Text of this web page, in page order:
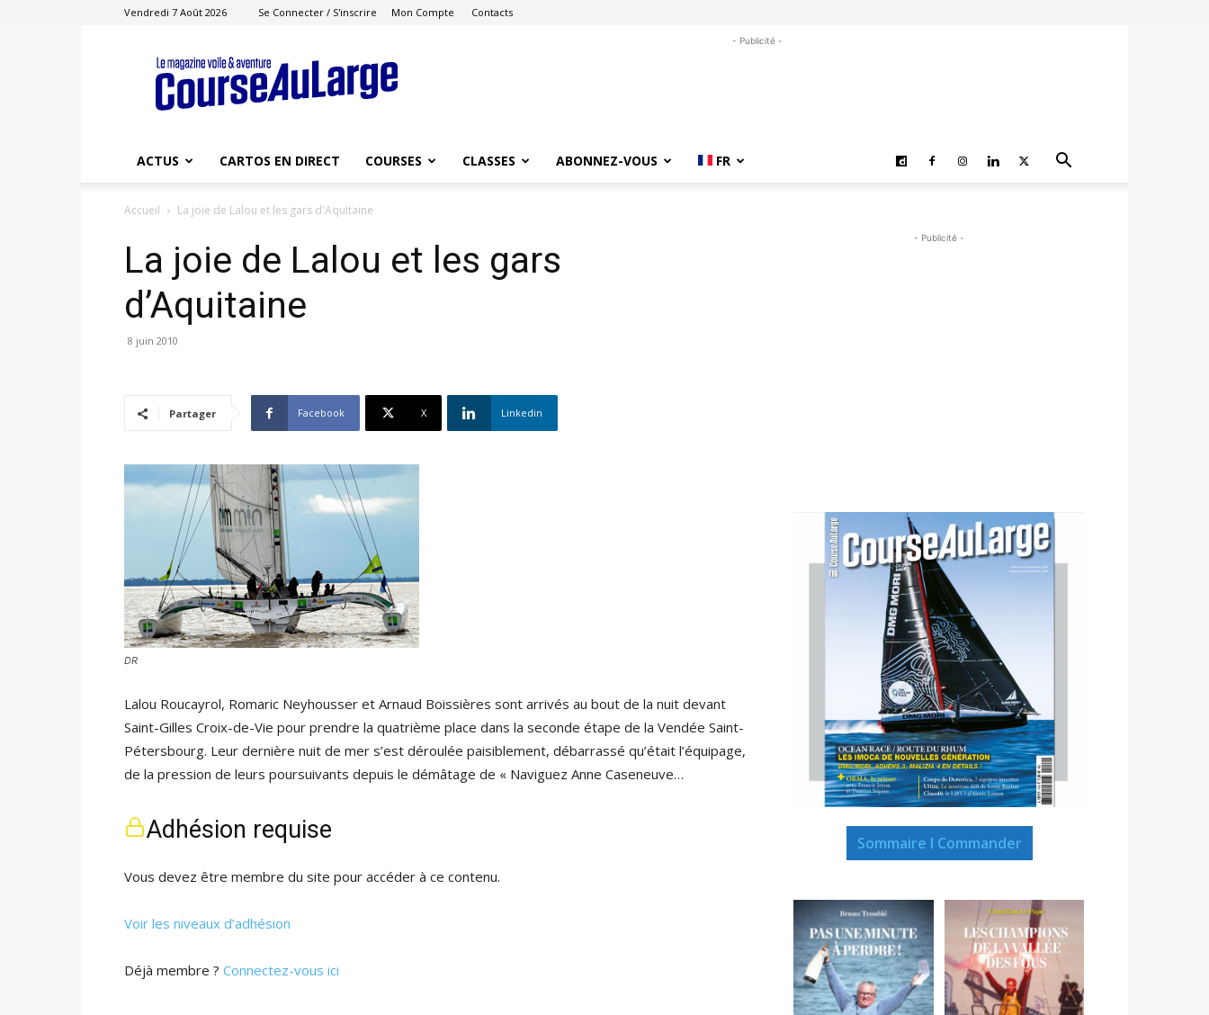
Vendredi 7 Août 2026 Se Connecter / S'inscrire Mon Compte Contacts
Course
au
Large
- Publicité -
ACTUS CARTOS EN DIRECT COURSES CLASSES ABONNEZ-VOUS FR
Accueil La joie de Lalou et les gars d'Aquitaine
La joie de Lalou et les gars
d’Aquitaine
8 juin 2010
Partager Facebook X Linkedin
DR
Lalou Roucayrol, Romaric Neyhousser et Arnaud Boissières sont arrivés au bout de la nuit devant
Saint-Gilles Croix-de-Vie pour prendre la quatrième place dans la seconde étape de la Vendée Saint-
Pétersbourg. Leur dernière nuit de mer s’est déroulée paisiblement, débarrassé qu’était l’équipage,
de la pression de leurs poursuivants depuis le démâtage de « Naviguez Anne Caseneuve…
Adhésion requise
Vous devez être membre du site pour accéder à ce contenu.
Voir les niveaux d’adhésion
Déjà membre ? Connectez-vous ici
- Publicité -
Sommaire I Commander